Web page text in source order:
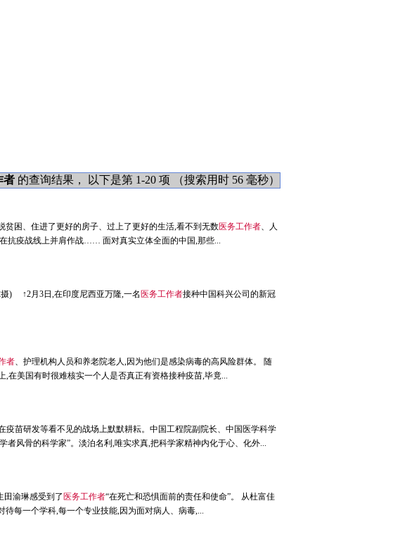
者 的查询结果， 以下是第 1-20 项 （搜索用时 56 毫秒）
贫困、住进了更好的房子、过上了更好的生活,看不到无数医务工作者、人
抗疫战线上并肩作战…… 面对真实立体全面的中国,那些...
) ↑2月3日,在印度尼西亚万隆,一名 医务工作者接种中国科兴公司的新冠
者、护理机构人员和养老院老人,因为他们是感染病毒的高风险群体。 随
在美国有时很难核实一个人是否真正有资格接种疫苗,毕竟...
疫苗研发等看不见的战场上默默耕耘。中国工程院副院长、中国医学科学
风骨的科学家”。淡泊名利,唯实求真,把科学家精神内化于心、化外...
田渝琳感受到了 医务工作者“在死亡和恐惧面前的责任和使命”。 从杜富佳
每一个学科,每一个专业技能,因为面对病人、病毒,...